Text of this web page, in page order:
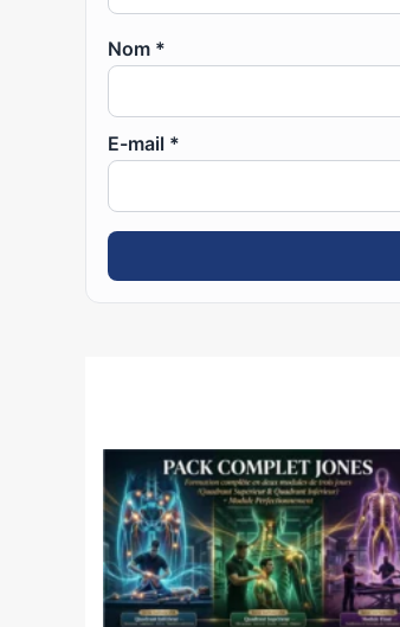
Nom *
E-mail *